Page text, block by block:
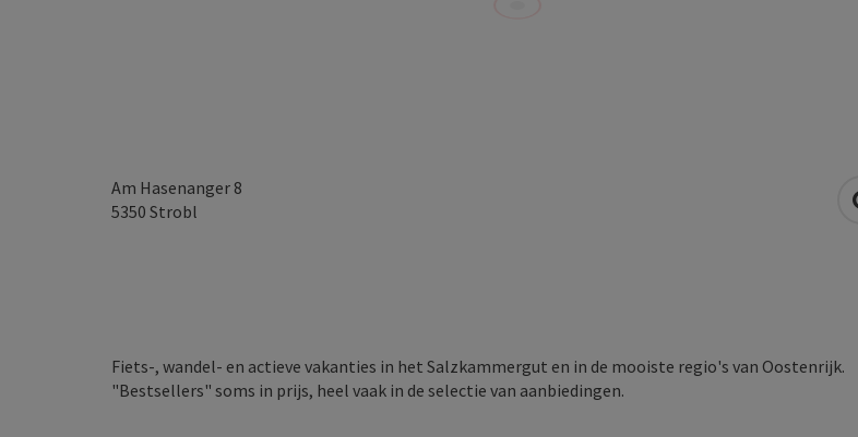
Am Hasenanger 8
5350 Strobl
Fiets-, wandel- en actieve vakanties in het Salzkammergut en in de mooiste regio's van Oostenrijk.
"Bestsellers" soms in prijs, heel vaak in de selectie van aanbiedingen.